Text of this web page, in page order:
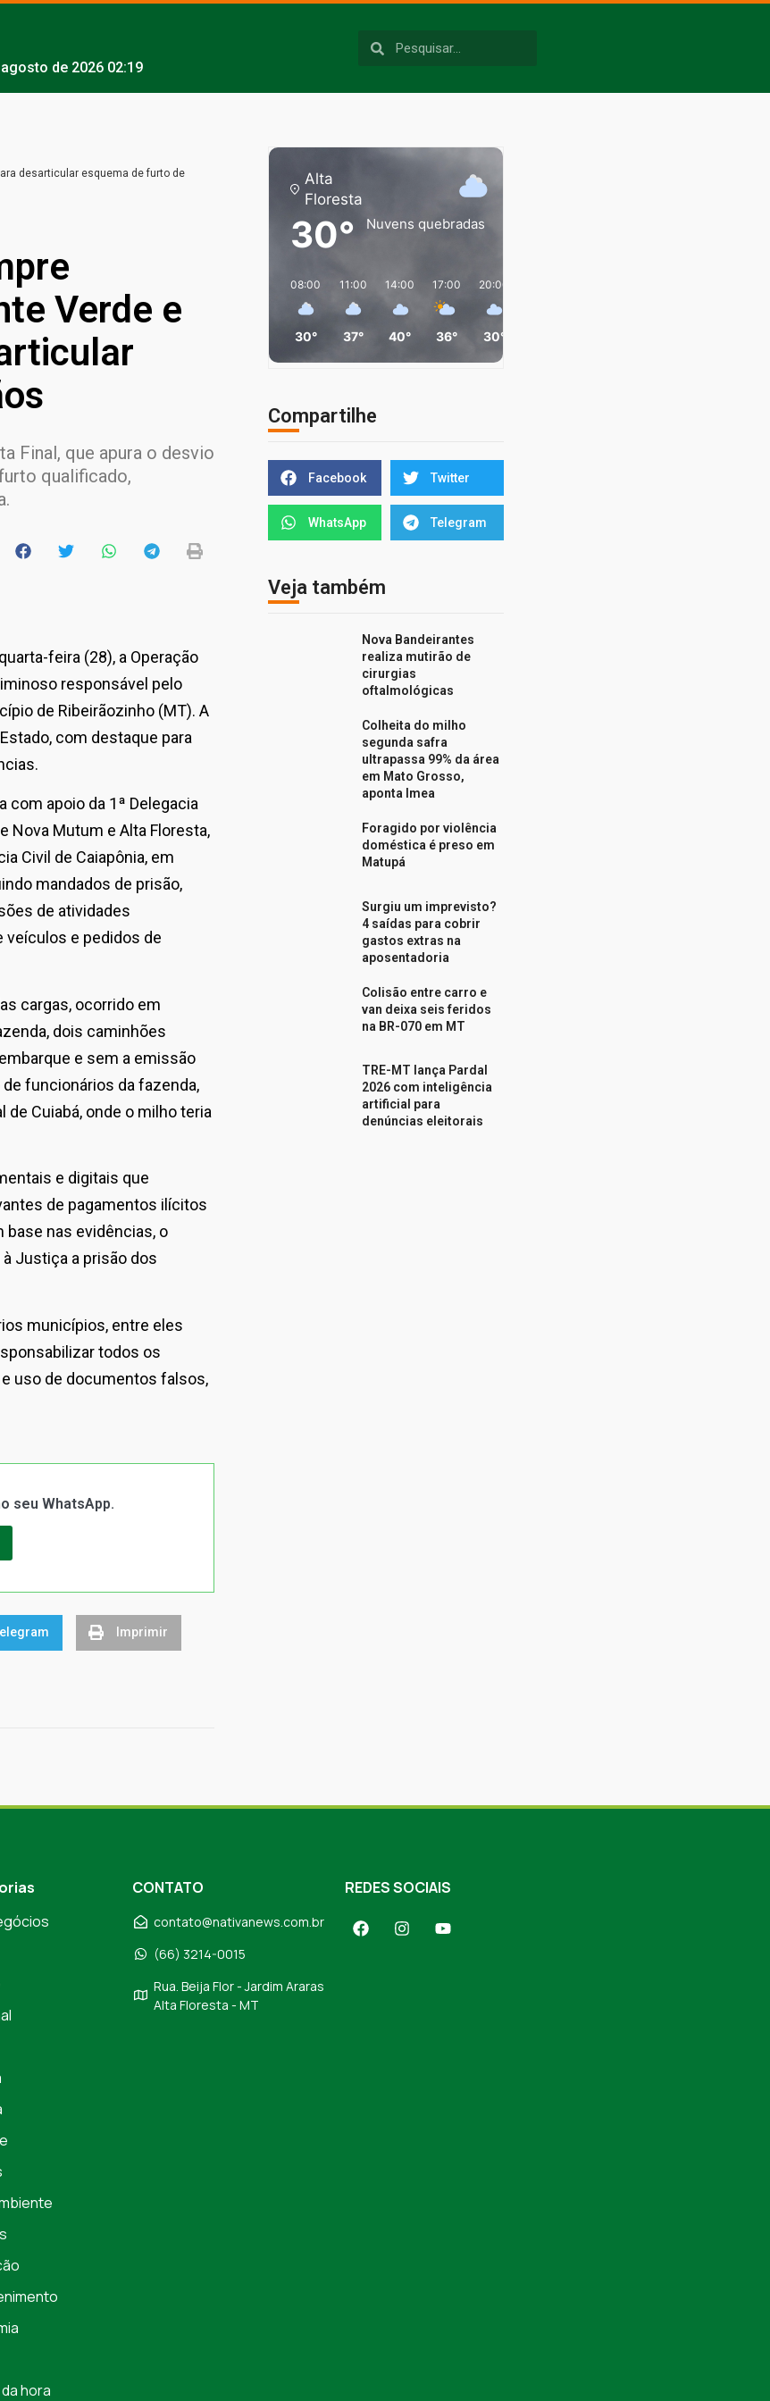
de 2026 02:19
desarticular esquema de furto de
Verde e
Final, que apura o desvio
qualificado,
feira (28), a Operação
responsável pelo
de Ribeirãozinho (MT). A
com destaque para
com apoio da 1ª Delegacia
Nova Mutum e Alta Floresta,
Civil de Caiapônia, em
mandados de prisão,
de atividades
veículos e pedidos de
cargas, ocorrido em
dois caminhões
e sem a emissão
funcionários da fazenda,
Cuiabá, onde o milho teria
e digitais que
de pagamentos ilícitos
nas evidências, o
Justiça a prisão dos
municípios, entre eles
todos os
uso de documentos falsos,
seu WhatsApp.
Imprimir
Alta
Floresta
30° Nuvens quebradas
08:00
30°
11:00
37°
14:00
40°
17:00
36°
20:00
30°
Compartilhe
Facebook Twitter
WhatsApp Telegram
Veja também
Nova Bandeirantes
realiza mutirão de
cirurgias
oftalmológicas
Colheita do milho
segunda safra
ultrapassa 99% da área
em Mato Grosso,
aponta Imea
Foragido por violência
doméstica é preso em
Matupá
Surgiu um imprevisto?
4 saídas para cobrir
gastos extras na
aposentadoria
Colisão entre carro e
van deixa seis feridos
na BR-070 em MT
TRE-MT lança Pardal
2026 com inteligência
artificial para
denúncias eleitorais
hora
CONTATO
contato@nativanews.com.br
(66) 3214-0015
Rua. Beija Flor - Jardim Araras
Alta Floresta - MT
REDES SOCIAIS